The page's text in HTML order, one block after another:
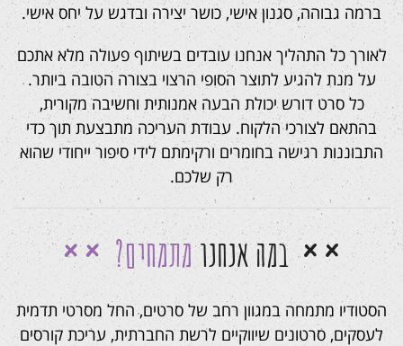
ברמה גבוהה, סגנון אישי, כושר יצירה ובדגש על יחס אישי.
לאורך כל התהליך אנחנו עובדים בשיתוף פעולה מלא אתכם
על מנת להגיע לתוצר הסופי הרצוי בצורה הטובה ביותר.
כל סרט דורש יכולת הבעה אמנותית וחשיבה מקורית,
בהתאם לצורכי הלקוח. עבודת העריכה מתבצעת תוך כדי
התבוננות רגישה בחומרים ורקימתם לידי סיפור ייחודי שהוא
רק שלכם.
במה אנחנומתמחים?
הסטודיו מתמחה במגוון רחב של סרטים, החל מסרטי תדמית
לעסקים, סרטונים שיווקיים לרשת החברתית, עריכת קורסים